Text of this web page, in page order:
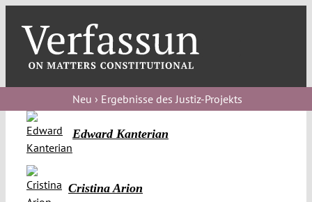
content
blog
Verfassungs
debate
podcast
Neu › Ergebnisse des Justiz-Projekts
Edward Kanterian
Cristina Arion